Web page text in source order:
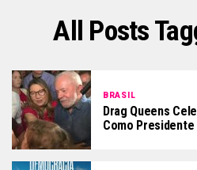
All Posts
BRASIL
Drag Queens
Como Presidente